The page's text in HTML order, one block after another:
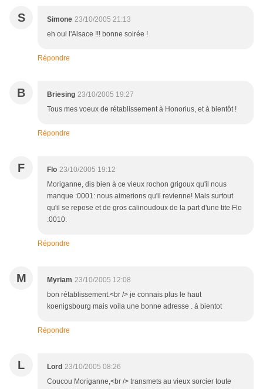
S Simone 23/10/2005 21:13
eh oui l'Alsace !!! bonne soirée !
Répondre
B Briesing 23/10/2005 19:27
Tous mes voeux de rétablissement à Honorius, et à bientôt !
Répondre
F Flo 23/10/2005 19:12
Moriganne, dis bien à ce vieux rochon grigoux qu'il nous
manque :0001: nous aimerions qu'il revienne! Mais surtout
qu'il se repose et de gros calinoudoux de la part d'une tite Flo
:0010:
Répondre
M Myriam 23/10/2005 12:08
bon rétablissement.<br /> je connais plus le haut
koenigsbourg mais voila une bonne adresse . à bientot
Répondre
L Lord 23/10/2005 08:26
Coucou Moriganne,<br /> transmets au vieux sorcier toute